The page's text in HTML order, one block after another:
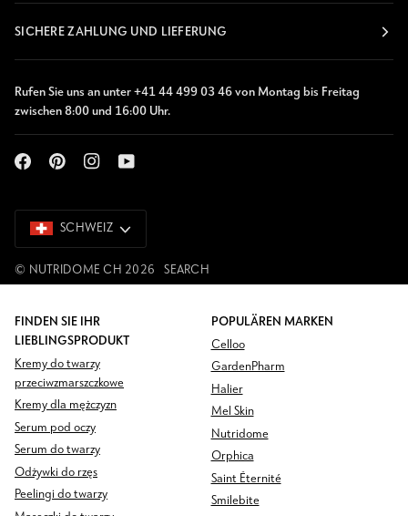
SICHERE ZAHLUNG UND LIEFERUNG
Rufen Sie uns an unter +41 44 499 03 46 von Montag bis Freitag
zwischen 8:00 und 16:00 Uhr.
SCHWEIZ
SCHWEIZ
© NUTRIDOME CH 2026 SEARCH
FINDEN SIE IHR
LIEBLINGSPRODUKT
Kremy do twarzy
przeciwzmarszczkowe
Kremy dla mężczyzn
Serum pod oczy
Serum do twarzy
Odżywki do rzęs
Peelingi do twarzy
POPULÄREN MARKEN
Celloo
GardenPharm
Halier
Mel Skin
Nutridome
Orphica
Saint Éternité
Smilebite